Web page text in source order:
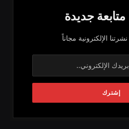
جديدة
الإلكترونية مجاناً